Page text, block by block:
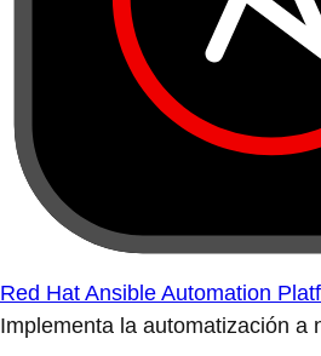
Red Hat Ansible Automation
Implementa la automatización a